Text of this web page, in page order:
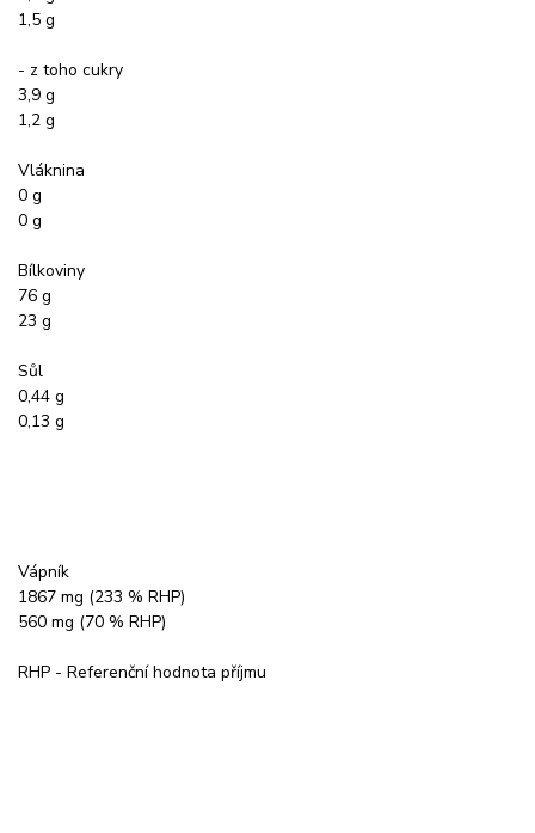
1,5 g
- z toho cukry
3,9 g
1,2 g
Vláknina
0 g
0 g
Bílkoviny
76 g
23 g
Sůl
0,44 g
0,13 g
Vápník
1867 mg (233 % RHP)
560 mg (70 % RHP)
RHP - Referenční hodnota příjmu